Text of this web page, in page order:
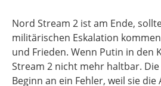
Nord Stream 2 ist am Ende,
militärischen Eskalation
und Frieden. Wenn Putin in den
Stream 2 nicht mehr haltbar.
Beginn an ein Fehler, weil sie die